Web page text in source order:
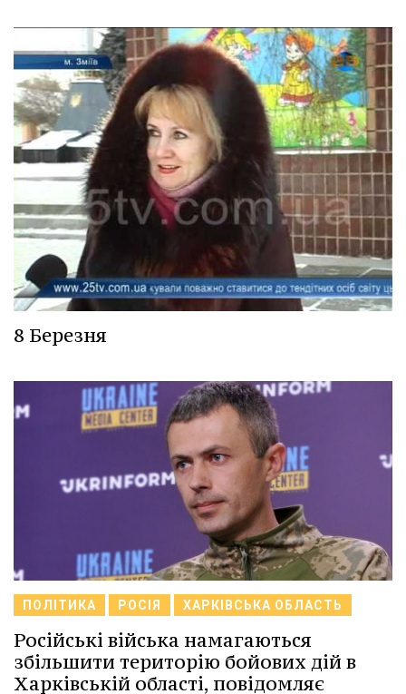
8 Березня
ПОЛІТИКА РОСІЯ ХАРКІВСЬКА ОБЛАСТЬ
Російські війська намагаються
збільшити територію бойових дій в
Харківській області, повідомляє